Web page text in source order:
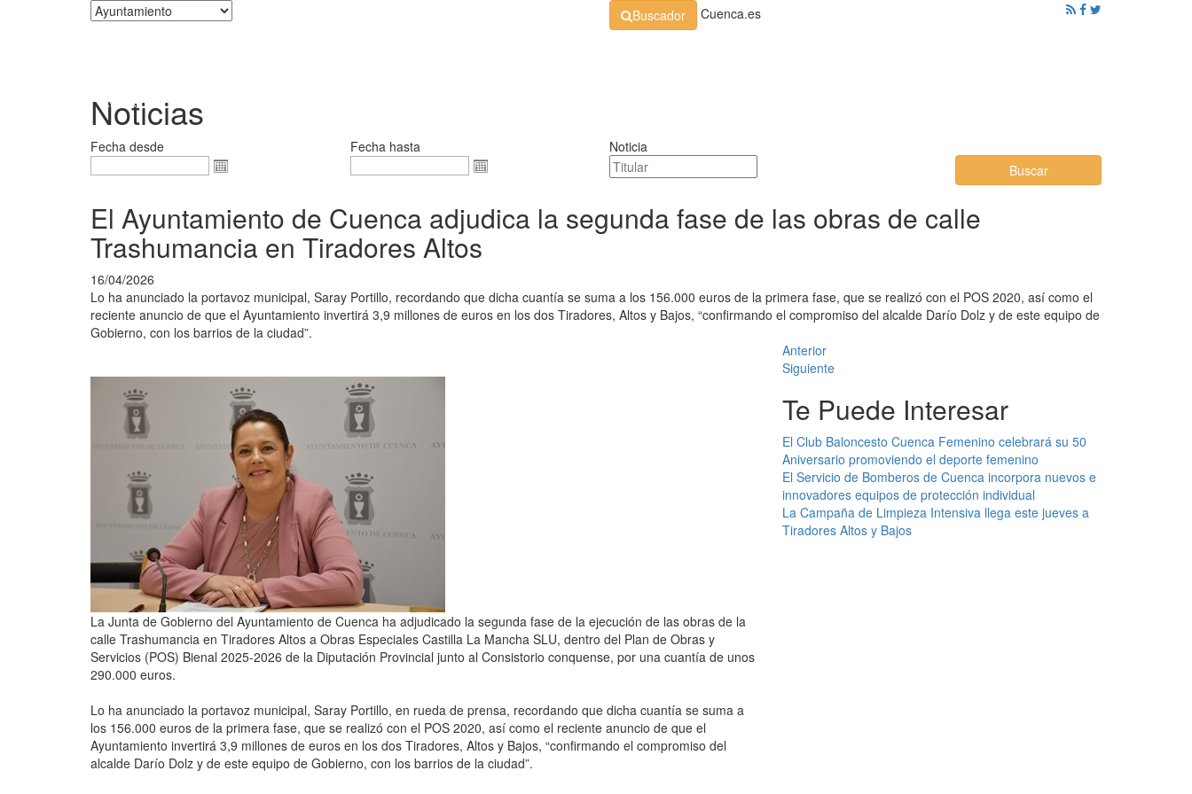
Buscador Cuenca.es
Noticias
Fecha desde Fecha hasta
Noticia
Buscar
El Ayuntamiento de Cuenca adjudica la segunda fase de las obras de calle
Trashumancia en Tiradores Altos
16/04/2026
Lo ha anunciado la portavoz municipal, Saray Portillo, recordando que dicha cuantía se suma a los 156.000 euros de la primera fase, que se realizó con el POS 2020, así como el
reciente anuncio de que el Ayuntamiento invertirá 3,9 millones de euros en los dos Tiradores, Altos y Bajos, “confirmando el compromiso del alcalde Darío Dolz y de este equipo de
Gobierno, con los barrios de la ciudad”.
Anterior
Siguiente
La Junta de Gobierno del Ayuntamiento de Cuenca ha adjudicado la segunda fase de la ejecución de las obras de la
calle Trashumancia en Tiradores Altos a Obras Especiales Castilla La Mancha SLU, dentro del Plan de Obras y
Servicios (POS) Bienal 2025-2026 de la Diputación Provincial junto al Consistorio conquense, por una cuantía de unos
290.000 euros.
Lo ha anunciado la portavoz municipal, Saray Portillo, en rueda de prensa, recordando que dicha cuantía se suma a
los 156.000 euros de la primera fase, que se realizó con el POS 2020, así como el reciente anuncio de que el
Ayuntamiento invertirá 3,9 millones de euros en los dos Tiradores, Altos y Bajos, “confirmando el compromiso del
alcalde Darío Dolz y de este equipo de Gobierno, con los barrios de la ciudad”.
Te Puede Interesar
El Club Baloncesto Cuenca Femenino celebrará su 50
Aniversario promoviendo el deporte femenino
El Servicio de Bomberos de Cuenca incorpora nuevos e
innovadores equipos de protección individual
La Campaña de Limpieza Intensiva llega este jueves a
Tiradores Altos y Bajos